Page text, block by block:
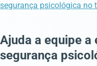
segurança psicológica no
Ajuda a equipe a
segurança